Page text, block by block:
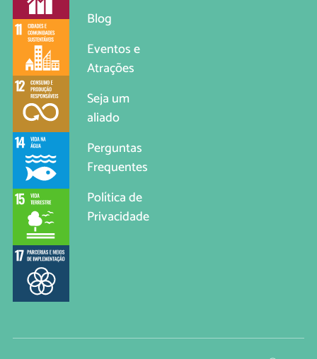
Blog
Eventos e
Atrações
Seja um
aliado
Perguntas
Frequentes
Política de
Privacidade